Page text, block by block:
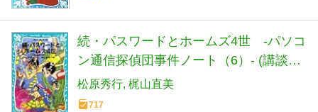
続・パスワードとホームズ4世 -パソコ
ン通信探偵団事件ノート（6）- (講談社
青い鳥文庫)
松原秀行 梶山直美
717